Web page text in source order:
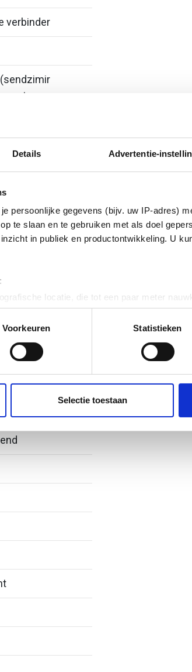
Details Advertentie-
persoonlijke gegevens (bijv. uw IP-adres)
te slaan en te gebruiken met als doel
in publiek en productontwikkeling. U
locatie, die tot een paar meter
te scannen op specifieke
worden verwerkt en stel uw
intrekken in de Cookieverklaring.
we informatie over uw gebruik van onze
kunnen deze gegevens combineren
Voorkeuren Statistieken
Selectie toestaan
verbinder